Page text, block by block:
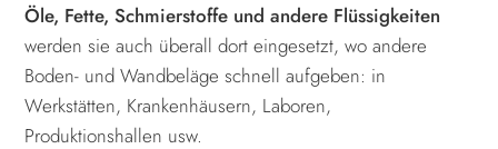
Öle, Fette, Schmierstoffe und andere Flüssigkeiten
werden sie auch überall dort eingesetzt, wo andere
Boden- und Wandbeläge schnell aufgeben: in
Werkstätten, Krankenhäusern, Laboren,
Produktionshallen usw.